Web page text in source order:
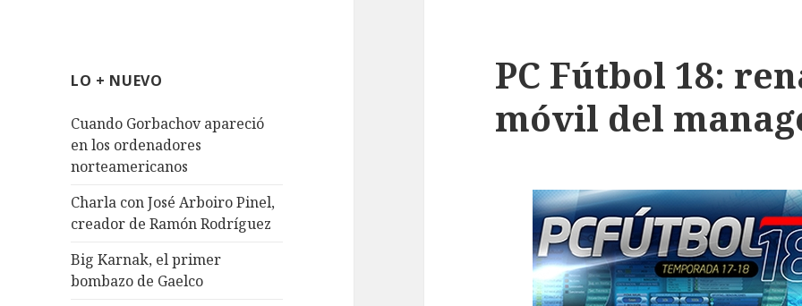
LO + NUEVO
Cuando Gorbachov apareció
en los ordenadores
norteamericanos
Charla con José Arboiro Pinel,
creador de Ramón Rodríguez
Big Karnak, el primer
bombazo de Gaelco
PC Fútbol 18:
móvil del